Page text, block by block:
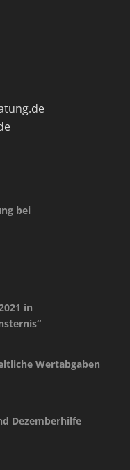
bei
in
Wertabgaben
Dezemberhilfe